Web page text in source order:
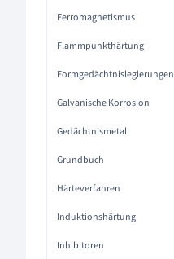
Ferromagnetismus
Flammpunkthärtung
Formgedächtnislegierungen
Galvanische Korrosion
Gedächtnismetall
Grundbuch
Härteverfahren
Induktionshärtung
Inhibitoren